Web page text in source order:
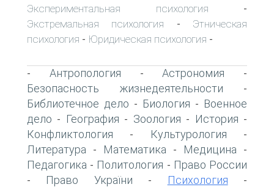
Экспериментальная психология -
Экстремальная психология - Этническая
психология - Юридическая психология -
- Антропология -Астрономия -
Безопасность жизнедеятельности -
Библиотечное дело - Биология - Военное
дело - География - Зоология - История -
Конфликтология - Культурология -
Литература - Математика - Медицина -
Педагогика - Политология - Право России
- Право України - Психология -